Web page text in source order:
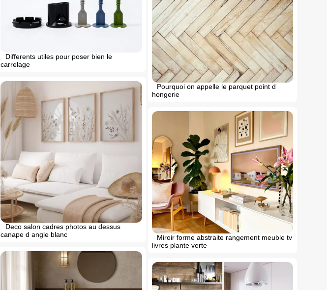
Differents utiles pour poser bien le
carrelage
Pourquoi on appelle le parquet point d
hongerie
Deco salon cadres photos au dessus
canape d angle blanc
Miroir forme abstraite rangement meuble tv
livres plante verte